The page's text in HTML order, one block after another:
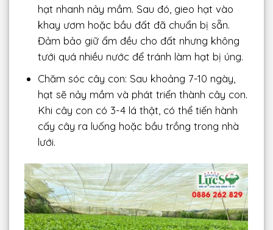
hạt nhanh nảy mầm. Sau đó, gieo hạt vào
khay ươm hoặc bầu đất đã chuẩn bị sẵn.
Đảm bảo giữ ẩm đều cho đất nhưng không
tưới quá nhiều nước để tránh làm hạt bị úng.
Chăm sóc cây con: Sau khoảng 7-10 ngày,
hạt sẽ nảy mầm và phát triển thành cây con.
Khi cây con có 3-4 lá thật, có thể tiến hành
cấy cây ra luống hoặc bầu trồng trong nhà
lưới.